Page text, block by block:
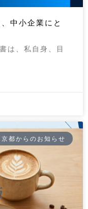
中小企業にと
は、私自身、目
都からのお知らせ